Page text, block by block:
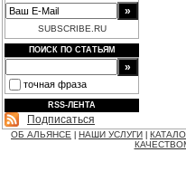
SUBSCRIBE.RU
ПОИСК ПО СТАТЬЯМ
точная фраза
RSS-ЛЕНТА
Подписаться
ОБ АЛЬЯНСЕ НАШИ УСЛУГИ